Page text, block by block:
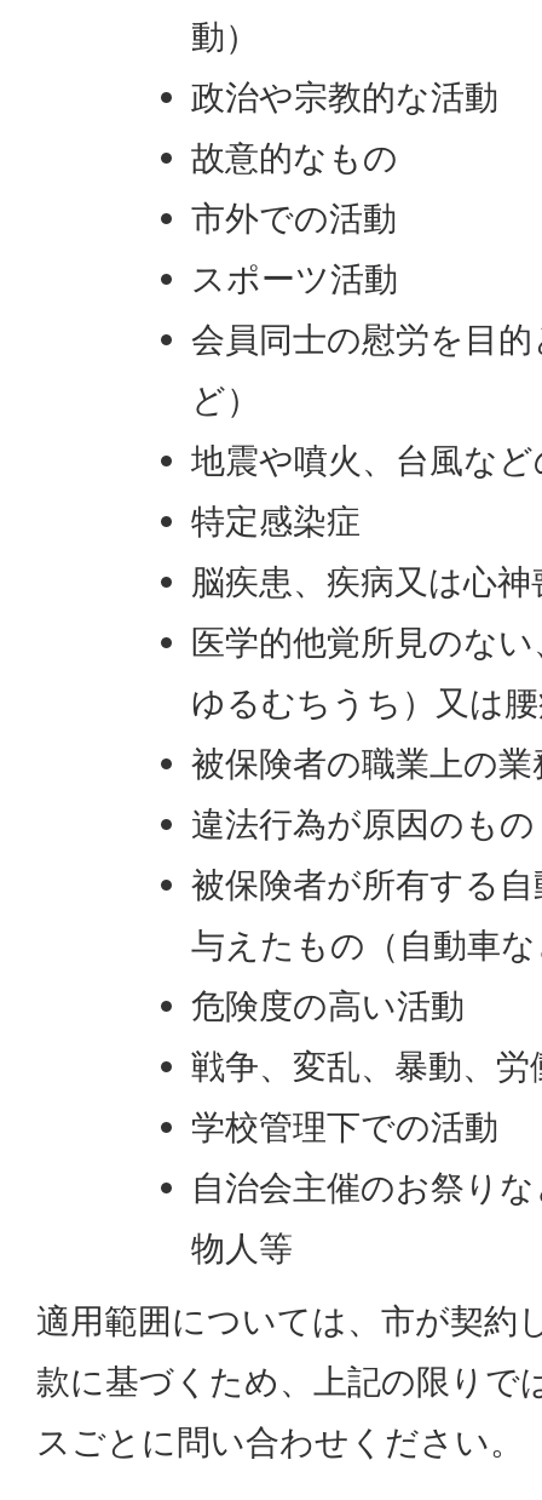
動）
政治や宗教的な活動
故意的なもの
市外での活動
スポーツ活動
会員同士の慰労を目
ど）
地震や噴火、台風な
特定感染症
脳疾患、疾病又は心
医学的他覚所見のな
ゆるむちうち）又は
被保険者の職業上の
違法行為が原因のもの
被保険者が所有する
与えたもの（自動車
危険度の高い活動
戦争、変乱、暴動、
学校管理下での活動
自治会主催のお祭り
物人等
適用範囲については、市が契約
款に基づくため、上記の限りで
スごとに問い合わせください。